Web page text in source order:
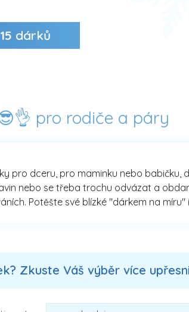
15 dárků
pro rodiče a páry
pro dceru, pro maminku nebo babičku,
nebo se třeba trochu odvázat a
Potěšte své blízké "dárkem na míru"
Zkuste Váš výběr více